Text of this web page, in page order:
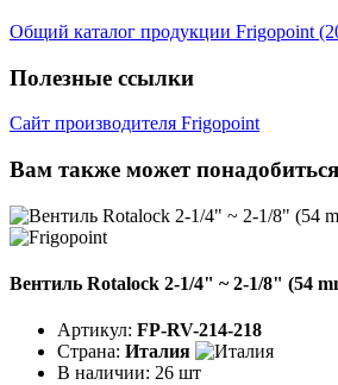
Общий каталог продукции Frigopoint
Полезные ссылки
Сайт производителя Frigopoint
Вам также может понадобиться
Вентиль Rotalock 2-1/4" ~ 2-1/8" (54
Артикул: FP-RV-214-218
Страна: Италия
В наличии: 26 шт